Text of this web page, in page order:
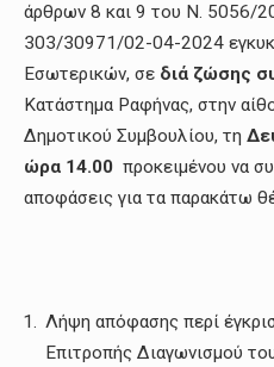
άρθρων 8 και 9 του Ν. 5056/
303/30971/02-04-2024
Εσωτερικών, σε διά ζώσης
Κατάστημα Ραφήνας, στην
Δημοτικού Συμβουλίου, τη
ώρα 14.00 προκειμένου να
αποφάσεις για τα παρακάτω
Λήψη απόφασης περί
Επιτροπής Διαγωνισμού